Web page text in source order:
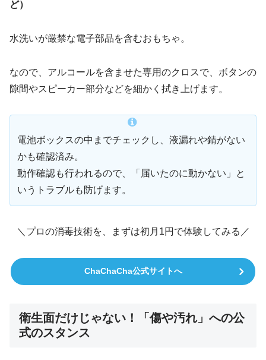
ど）
水洗いが厳禁な電子部品を含むおもちゃ。
なので、アルコールを含ませた専用のクロスで、ボタンの
隙間やスピーカー部分などを細かく拭き上げます。
電池ボックスの中までチェックし、液漏れや錆がない
かも確認済み。
動作確認も行われるので、「届いたのに動かない」と
いうトラブルも防げます。
＼プロの消毒技術を、まずは初月1円で体験してみる／
ChaChaCha公式サイトへ
衛生面だけじゃない！「傷や汚れ」への公
式のスタンス